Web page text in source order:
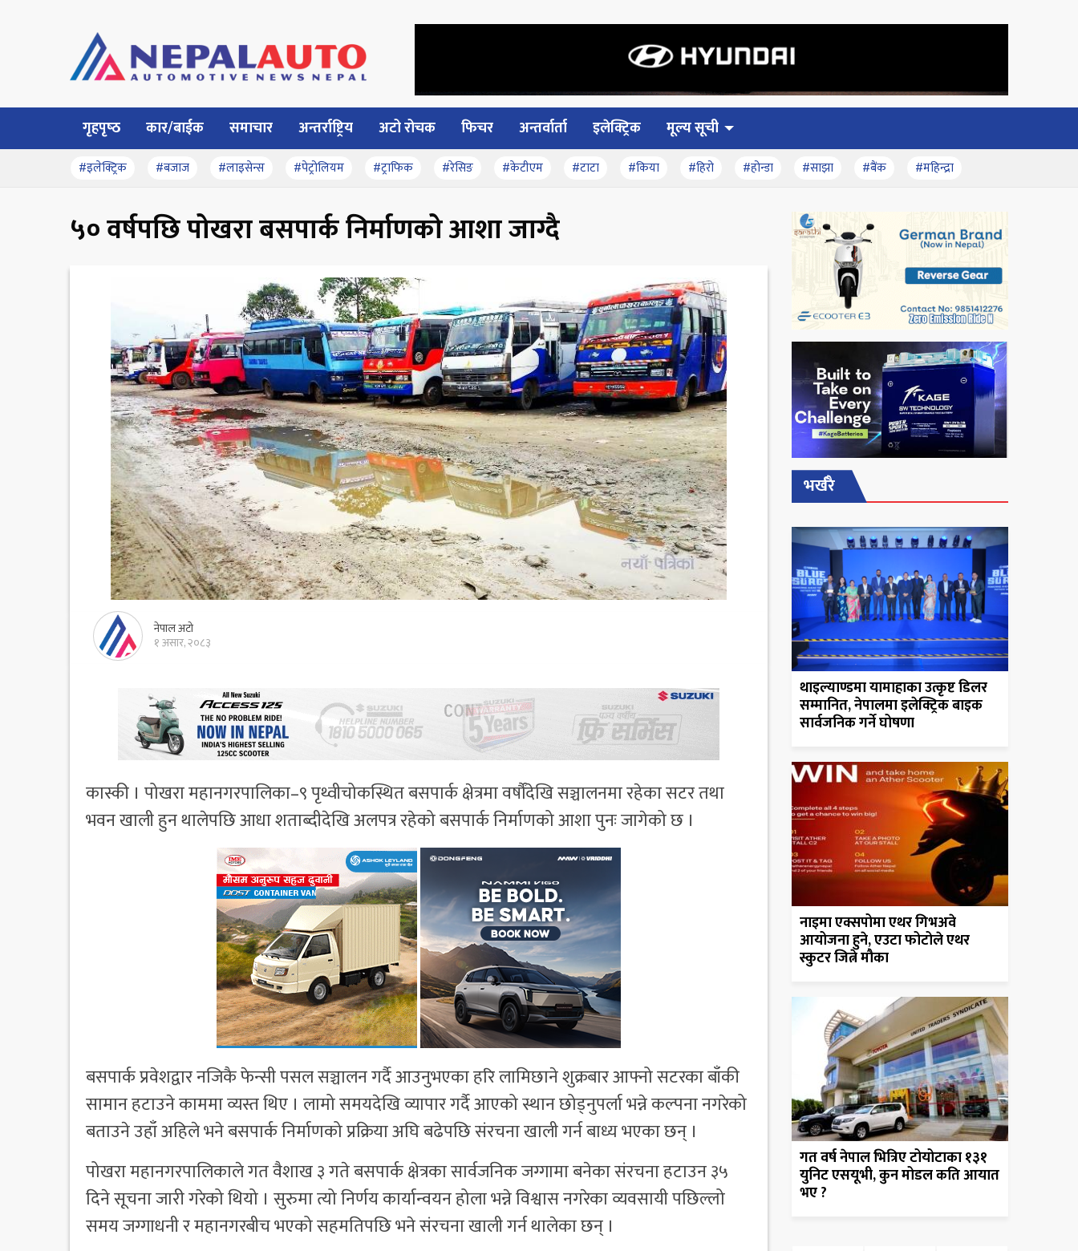
गृहपृष्‍ठ कार/बाईक समाचार अन्तर्राष्ट्रिय अटो रोचक फिचर अन्तर्वार्ता इलेक्ट्रिक मूल्य सूची
#इलेक्ट्रिक #बजाज #लाइसेन्स #पेट्रोलियम #ट्राफिक #रेसिङ #केटीएम #टाटा #किया #हिरो #होन्डा #साझा #बैंक #महिन्द्रा
५० वर्षपछि पोखरा बसपार्क निर्माणको आशा जाग्दै
नेपाल अटो
१ असार, २०८३
कास्की । पोखरा महानगरपालिका–९ पृथ्वीचोकस्थित बसपार्क क्षेत्रमा वर्षौंदेखि सञ्चालनमा रहेका सटर तथा
भवन खाली हुन थालेपछि आधा शताब्दीदेखि अलपत्र रहेको बसपार्क निर्माणको आशा पुनः जागेको छ ।
बसपार्क प्रवेशद्वार नजिकै फेन्सी पसल सञ्चालन गर्दै आउनुभएका हरि लामिछाने शुक्रबार आफ्नो सटरका बाँकी
सामान हटाउने काममा व्यस्त थिए । लामो समयदेखि व्यापार गर्दै आएको स्थान छोड्नुपर्ला भन्ने कल्पना नगरेको
बताउने उहाँ अहिले भने बसपार्क निर्माणको प्रक्रिया अघि बढेपछि संरचना खाली गर्न बाध्य भएका छन् ।
पोखरा महानगरपालिकाले गत वैशाख ३ गते बसपार्क क्षेत्रका सार्वजनिक जग्गामा बनेका संरचना हटाउन ३५
दिने सूचना जारी गरेको थियो । सुरुमा त्यो निर्णय कार्यान्वयन होला भन्ने विश्वास नगरेका व्यवसायी पछिल्लो
समय जग्गाधनी र महानगरबीच भएको सहमतिपछि भने संरचना खाली गर्न थालेका छन् ।
भर्खरै
थाइल्याण्डमा यामाहाका उत्कृष्ट डिलर
सम्मानित, नेपालमा इलेक्ट्रिक बाइक
सार्वजनिक गर्ने घोषणा
नाइमा एक्सपोमा एथर गिभअवे
आयोजना हुने, एउटा फोटोले एथर
स्कुटर जित्ने मौका
गत वर्ष नेपाल भित्रिए टोयोटाका १३१
युनिट एसयूभी, कुन मोडल कति आयात
भए ?